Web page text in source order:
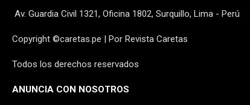
Av. Guardia Civil 1321, Oficina 1802, Surquillo, Lima - Perú
Copyright ©caretas.pe | Por Revista Caretas
Todos los derechos reservados
ANUNCIA CON NOSOTROS